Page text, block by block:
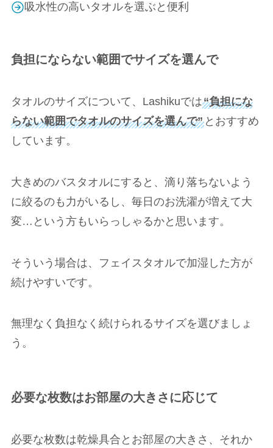
吸水性の高いタオルを選ぶと便利
負担にならない範囲でサイズを選んで
タオルのサイズについて、Lashikuでは“負担にな
らない範囲でタオルのサイズを選んで”とおすすめ
しています。
大きめのバスタオルにすると、滴り落ちないよう
に絞るのも力がいるし、毎日のお洗濯が増えて大
変…という方もいらっしゃるかと思います。
そういう場合は、フェイスタオルで加湿した方が
続けやすいです。
無理なく負担なく続けられるサイズを選びましょ
う。
必要な枚数はお部屋の大きさに応じて
必要な枚数は乾燥具合とお部屋の大きさ、それか